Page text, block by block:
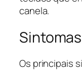
canela.
Os principais